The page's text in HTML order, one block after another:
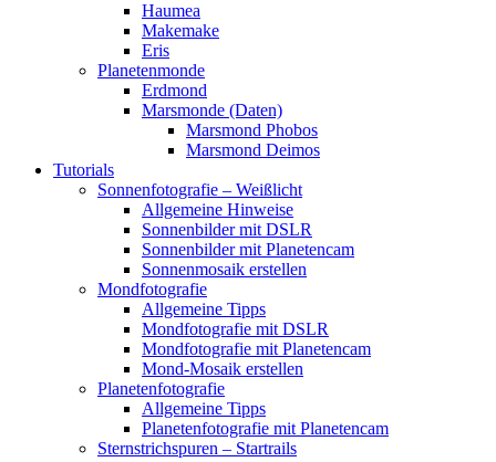
Haumea
Makemake
Eris
Planetenmonde
Erdmond
Marsmonde (Daten)
Marsmond Phobos
Marsmond Deimos
Tutorials
Sonnenfotografie – Weißlicht
Allgemeine Hinweise
Sonnenbilder mit DSLR
Sonnenbilder mit Planetencam
Sonnenmosaik erstellen
Mondfotografie
Allgemeine Tipps
Mondfotografie mit DSLR
Mondfotografie mit Planetencam
Mond-Mosaik erstellen
Planetenfotografie
Allgemeine Tipps
Planetenfotografie mit Planetencam
Sternstrichspuren – Startrails